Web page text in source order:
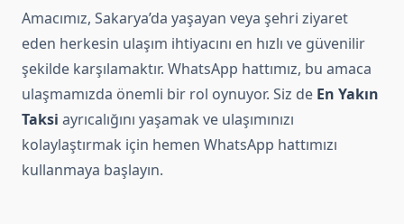
Amacımız, Sakarya’da yaşayan veya şehri ziyaret
eden herkesin ulaşım ihtiyacını en hızlı ve güvenilir
şekilde karşılamaktır. WhatsApp hattımız, bu amaca
ulaşmamızda önemli bir rol oynuyor. Siz de En Yakın
Taksi ayrıcalığını yaşamak ve ulaşımınızı
kolaylaştırmak için hemen WhatsApp hattımızı
kullanmaya başlayın.